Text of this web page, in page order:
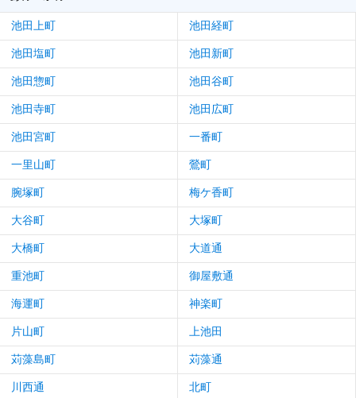
池田上町 池田経町
池田塩町 池田新町
池田惣町 池田谷町
池田寺町 池田広町
池田宮町 一番町
一里山町 鶯町
腕塚町 梅ケ香町
大谷町 大塚町
大橋町 大道通
重池町 御屋敷通
海運町 神楽町
片山町 上池田
苅藻島町 苅藻通
川西通 北町